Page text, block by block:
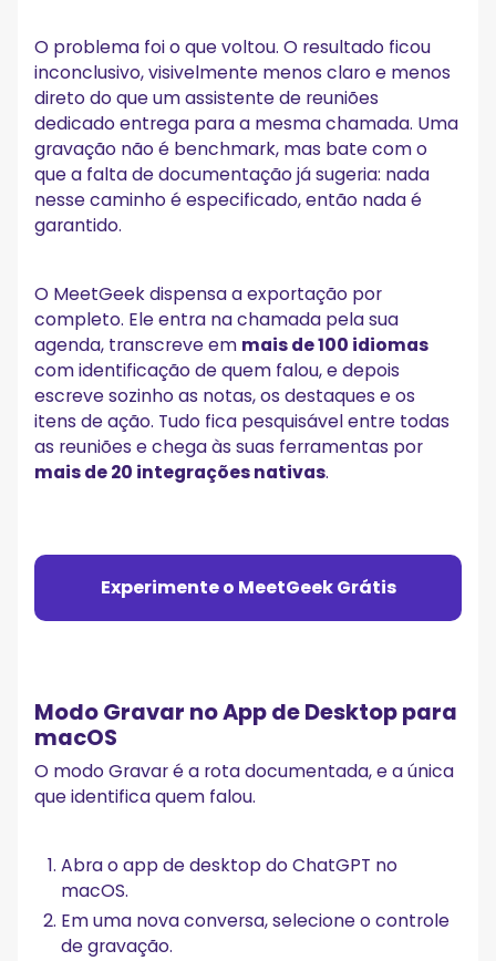
O problema foi o que voltou. O resultado ficou
inconclusivo, visivelmente menos claro e menos
direto do que um assistente de reuniões
dedicado entrega para a mesma chamada. Uma
gravação não é benchmark, mas bate com o
que a falta de documentação já sugeria: nada
nesse caminho é especificado, então nada é
garantido.
O MeetGeek dispensa a exportação por
completo. Ele entra na chamada pela sua
agenda, transcreve em mais de 100 idiomas
com identificação de quem falou, e depois
escreve sozinho as notas, os destaques e os
itens de ação. Tudo fica pesquisável entre todas
as reuniões e chega às suas ferramentas por
mais de 20 integrações nativas.
Experimente o MeetGeek Grátis
Modo Gravar no App de Desktop para
macOS
O modo Gravar é a rota documentada, e a única
que identifica quem falou.
Abra o app de desktop do ChatGPT no
macOS.
Em uma nova conversa, selecione o controle
de gravação.